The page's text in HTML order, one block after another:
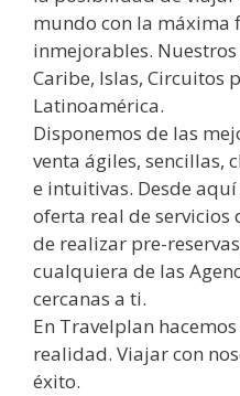
mundo con la máxima
inmejorables.
Caribe, Islas, Circuitos
Latinoamérica.
Disponemos de las
venta ágiles, sencillas,
e intuitivas. Desde
oferta real de
de realizar pre-
cualquiera de las
cercanas a ti.
En Travelplan
realidad. Viajar con
éxito.